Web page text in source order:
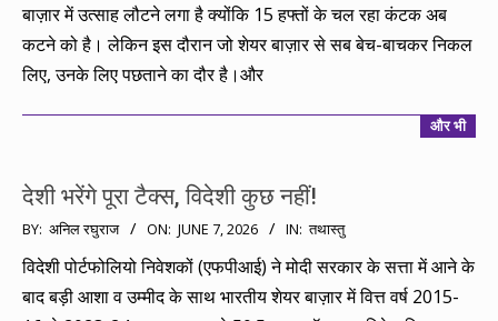
बाज़ार में उत्साह लौटने लगा है क्योंकि 15 हफ्तों के चल रहा कंटक अब
कटने को है। लेकिन इस दौरान जो शेयर बाज़ार से सब बेच-बाचकर निकल
लिए, उनके लिए पछताने का दौर है।और
और भी
देशी भरेंगे पूरा टैक्स, विदेशी कुछ नहीं!
2026-
06-
BY: अनिल रघुराज ON: JUNE 7, 2026 IN: तथास्तु
विदेशी पोर्टफोलियो निवेशकों (एफपीआई) ने मोदी सरकार के सत्ता में आने के
बाद बड़ी आशा व उम्मीद के साथ भारतीय शेयर बाज़ार में वित्त वर्ष 2015-